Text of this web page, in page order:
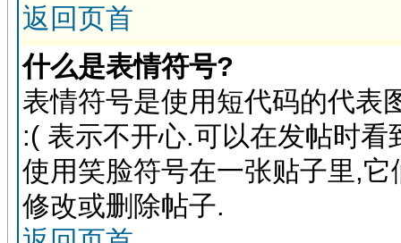
返回页首
什么是表情符号?
表情符号是使用短代码的代表
:( 表示不开心.可以在发帖时
使用笑脸符号在一张贴子里,
修改或删除帖子.